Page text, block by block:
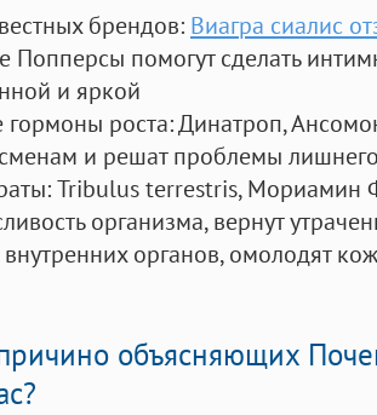
брендов: Виагра сиалис
Попперсы помогут сделать
и яркой
гормоны роста: Динатроп,
и решат проблемы
Tribulus terrestris, Мориамин
организма, вернут
органов, омолодят
объясняющих